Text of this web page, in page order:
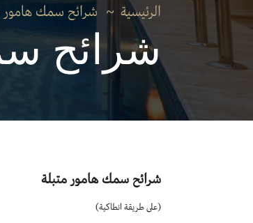
شرائح
الرئيسية شرائح سمك هامور
شرائح سمك هامور متبلة
(على طريقة انطاكية)